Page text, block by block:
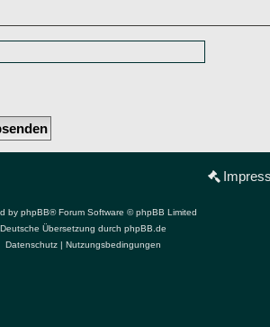
by phpBB® Forum Software © phpBB Limited
Deutsche Übersetzung durch phpBB.de
Datenschutz| Nutzungsbedingungen